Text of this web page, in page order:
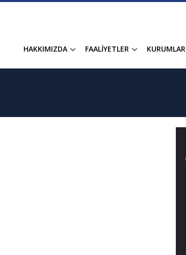
HAKKIMIZDA FAALİYETLER KURUMLAR